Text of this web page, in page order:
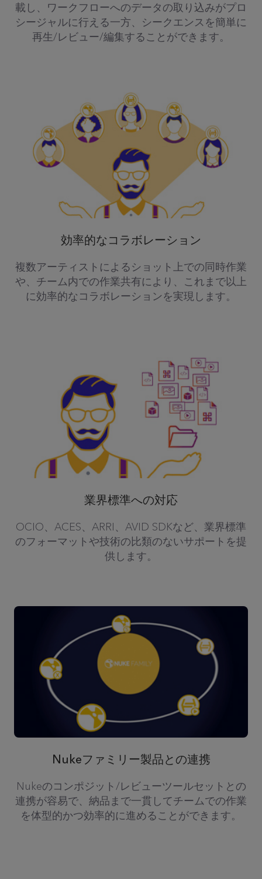
載し、ワークフローへのデータの取り込みがプロ
シージャルに行える一方、シークエンスを簡単に
再生/レビュー/編集することができます。
効率的なコラボレーション
複数アーティストによるショット上での同時作業
や、チーム内での作業共有により、これまで以上
に効率的なコラボレーションを実現します。
業界標準への対応
OCIO、ACES、ARRI、AVID SDKなど、業界標準
のフォーマットや技術の比類のないサポートを提
供します。
Nukeファミリー製品との連携
Nukeのコンポジット/レビューツールセットとの
連携が容易で、納品まで一貫してチームでの作業
を体型的かつ効率的に進めることができます。